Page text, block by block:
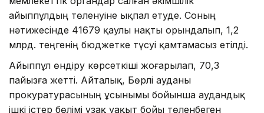
айыппұлдың төленуіне ықпал етуде. Соның
нәтижесінде 41679 қаулы нақты орындалып, 1,2
млрд. теңгенің бюджетке түсуі қамтамасыз етілді.
Айыппұл өндіру көрсеткіші жоғарылап, 70,3
пайызға жетті. Айталық, Бөрлі ауданы
прокуратурасының ұсынымы бойынша аудандық
ішкі істер бөлімі ұзақ уақыт бойы төленбеген